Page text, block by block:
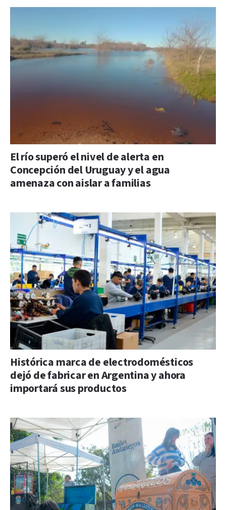
El río superó el nivel de alerta en
Concepción del Uruguay y el agua
amenaza con aislar a familias
Histórica marca de electrodomésticos
dejó de fabricar en Argentina y ahora
importará sus productos